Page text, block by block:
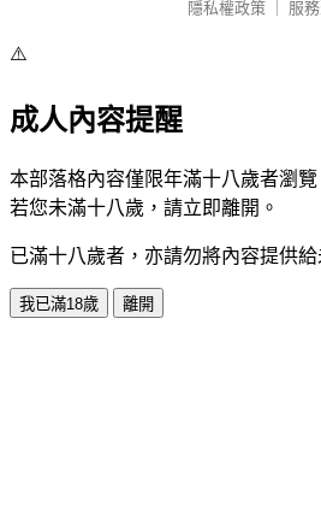
隱私權政策
服
⚠️
成人內容提醒
本部落格內容僅限年滿十八歲者瀏覽
若您未滿十八歲，請立即離開。
已滿十八歲者，亦請勿將內容提供給
我已滿18歲 離開